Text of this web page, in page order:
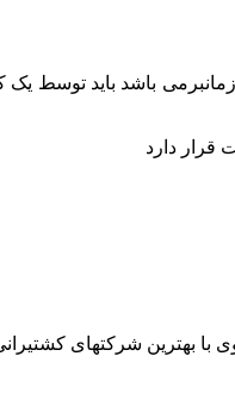
باشد باید توسط یک
قرار دارد
با بهترین شرکتهای